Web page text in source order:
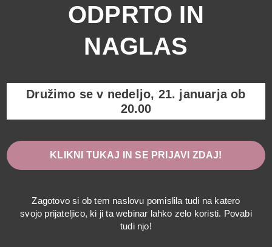
ODPRTO IN
NAGLAS
Družimo se v nedeljo, 21. januarja ob
20.00
KLIKNI TUKAJ IN SE PRIJAVI ZDAJ!
Zagotovo si ob tem naslovu pomislila tudi na katero
svojo prijateljico, ki ji ta webinar lahko zelo koristi. Povabi
tudi njo!